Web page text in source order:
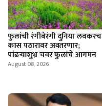
फुलांची रंगीबेरंगी दुनिया लवकरच
कास पठारावर अवतरणार;
पांढऱ्याशुभ्र चवर फुलांचे आगमन
August 08, 2026